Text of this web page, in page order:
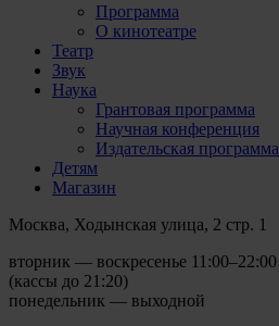
Программа
О кинотеатре
Театр
Звук
Наука
Грантовая программа
Научная конференция
Издательская программа
Детям
Магазин
Москва, Ходынская улица, 2 стр. 1
вторник — воскресенье 11:00–22:00
(кассы до 21:20)
понедельник — выходной